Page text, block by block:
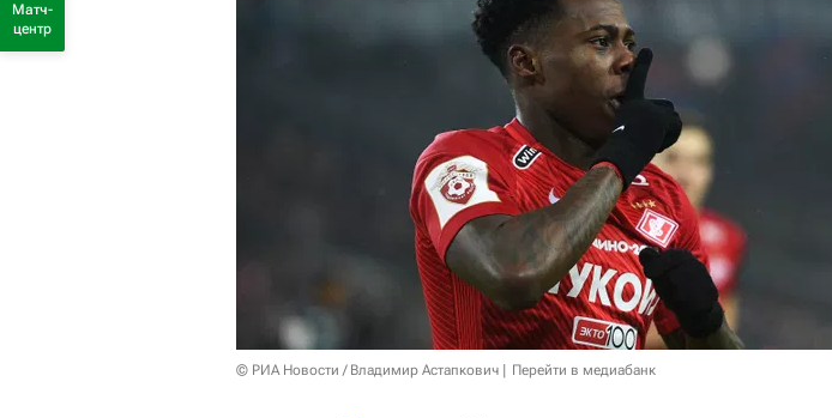
© РИА Новости / Владимир Астапкович Перейти в медиабанк
Матч-
центр